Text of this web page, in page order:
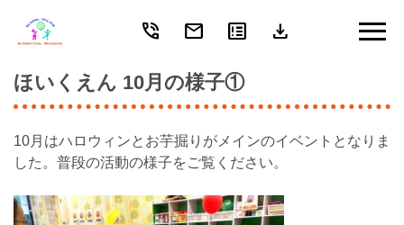
Skip
content
phone_in_talk mail breaking_news download
ほいくえん 10月の様子①
10月はハロウィンとお芋掘りがメインのイベントとなりま
した。普段の活動の様子をご覧ください。